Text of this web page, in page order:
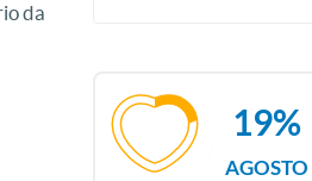
da
AGOSTO
19%